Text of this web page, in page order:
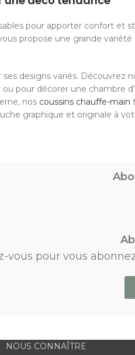
pour apporter confort et
propose une grande
designs variés. Découvrez
pour décorer une chambre
nos coussins chauffe-main
graphique et originale à
vous pour vous
NOUS CONNAÎTRE